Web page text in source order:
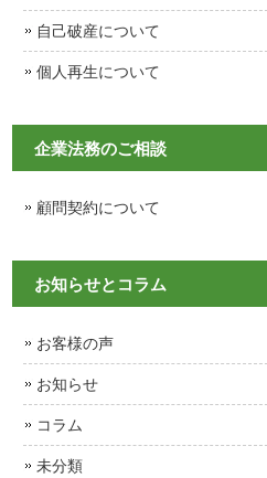
自己破産について
個人再生について
企業法務のご相談
顧問契約について
お知らせとコラム
お客様の声
お知らせ
コラム
未分類